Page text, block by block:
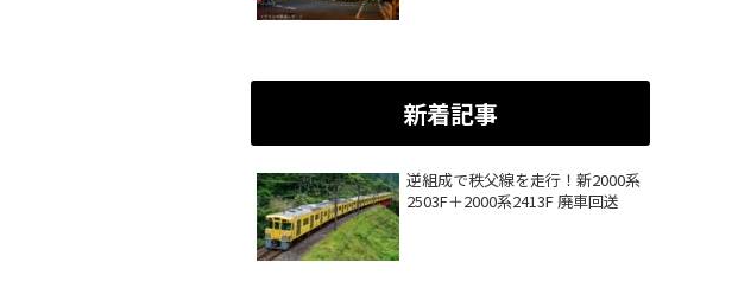
新着記事
逆組成で秩父線を走行！新2000系
2503F＋2000系2413F 廃車回送